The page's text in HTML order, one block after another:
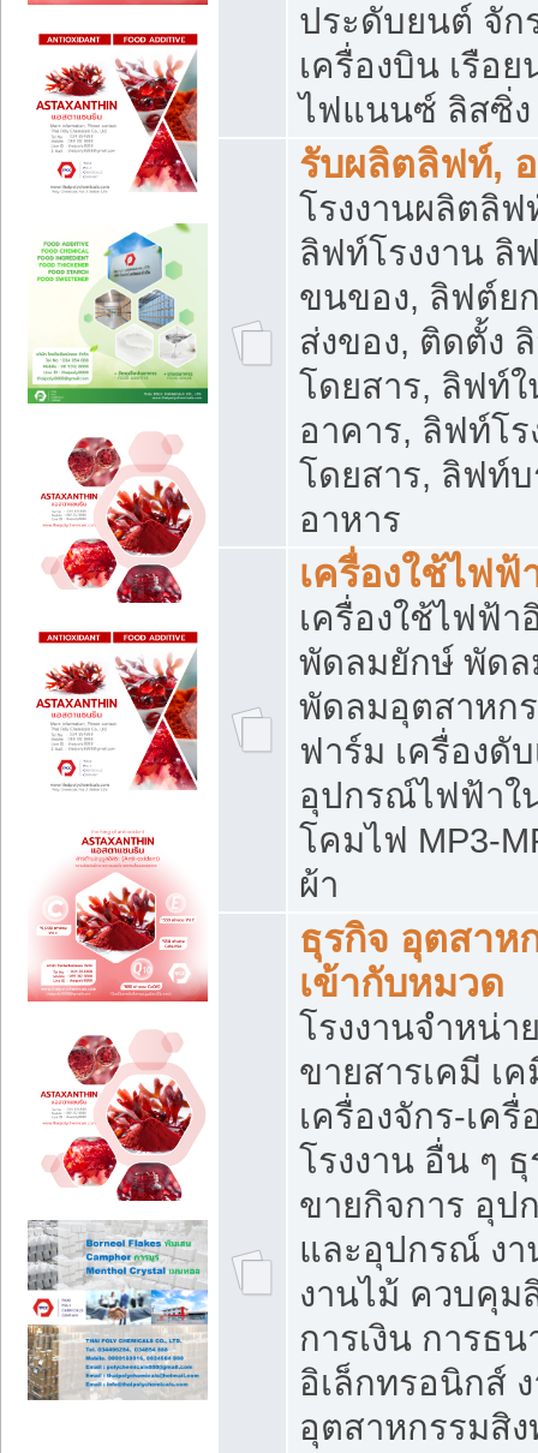
ประดับยนต์ จัก
เครื่องบิน เรือ
ไฟแนนซ์ ลิสซิ่ง
รับผลิตลิฟท์,
โรงงานผลิตลิ
ลิฟท์โรงงาน ลิ
ขนของ, ลิฟต์ย
ส่งของ, ติดตั้ง
โดยสาร, ลิฟท์
อาคาร, ลิฟท์โ
โดยสาร, ลิฟท์
อาหาร
เครื่องใช้ไฟฟ้
เครื่องใช้ไฟฟ้า
พัดลมยักษ์ พัด
พัดลมอุตสาหก
ฟาร์ม เครื่องดั
อุปกรณ์ไฟฟ้าใ
โคมไฟ MP3-
ผ้า
ธุรกิจ อุตสาห
เข้ากับหมวด
โรงงานจำหน่
ขายสารเคมี เ
เครื่องจักร-เค
โรงงาน อื่น ๆ
ขายกิจการ อุป
และอุปกรณ์ ง
งานไม้ ควบคุม
การเงิน การธ
อิเล็กทรอนิกส์
อุตสาหกรรมสิ